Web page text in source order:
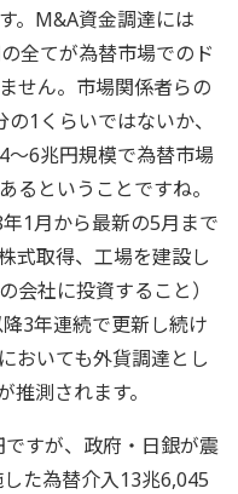
。M&A資金調達には
全てが為替市場でのド
せん。市場関係者らの
1くらいではないか、
～6兆円規模で為替市場
るということですね。
1月から最新の5月まで
式取得、工場を建設し
会社に投資すること）
3年連続で更新し続け
おいても外貨調達とし
測されます。
すが、政府・日銀が震
た為替介入13兆6,045